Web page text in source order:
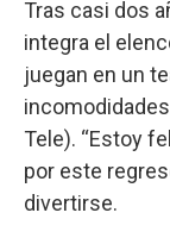
Tras casi dos
integra el
juegan en un
Tele). “Estoy
por este
divertirse.